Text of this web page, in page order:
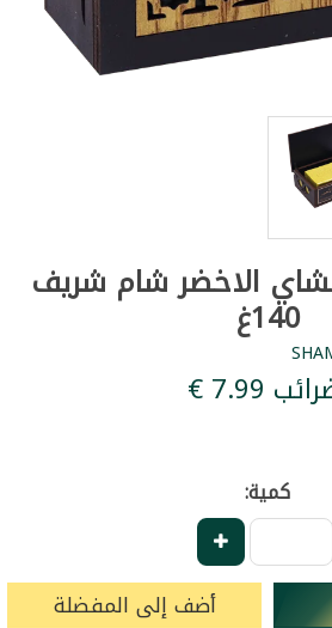
الاخضر شام شريف
140غ
€
كمية:
أضف إلى المفضلة